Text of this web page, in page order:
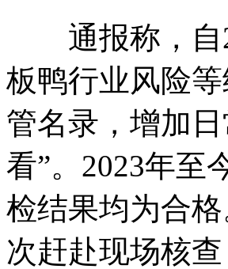
通报称，自
板鸭行业风险
管名录，增加
看”。2023年至
检结果均为合
次赶赴现场核